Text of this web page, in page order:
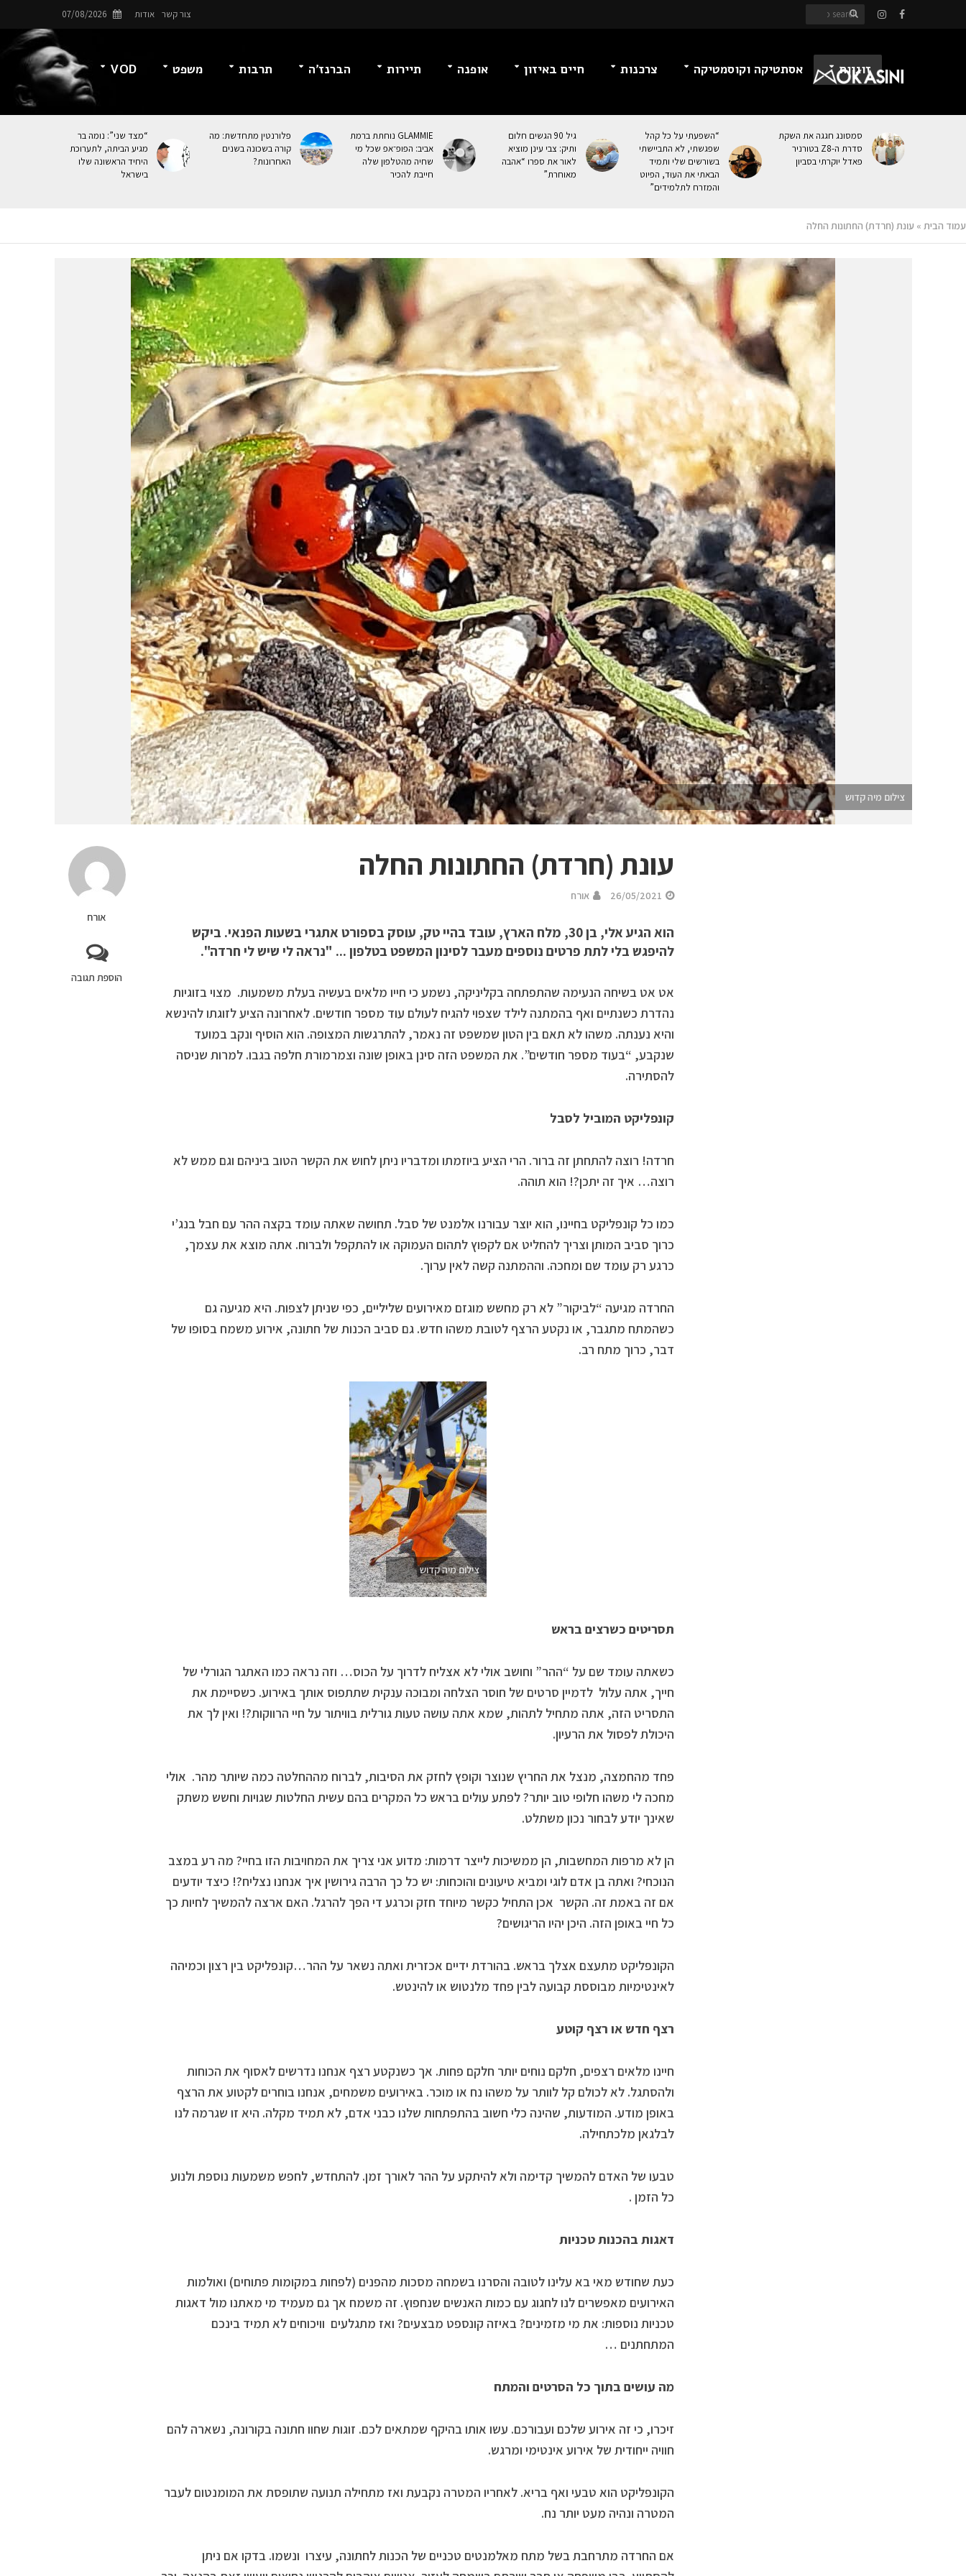
צור קשר אודות 07/08/2026
זוגיות אסתטיקה וקוסמטיקה צרכנות חיים באיזון אופנה תיירות הברנז’ה תרבות משפט VOD
סמסונג חגגה את השקת
סדרת ה-Z8 בטורניר
פאדל יוקרתי בסביון
“השפעתי על כל קהל
שפגשתי, לא התביישתי
בשורשים שלי ותמיד
הבאתי את העוּד, הפיוט
והמזרח לתלמידים”
גיל 90 הגשים חלום
ותיק: צבי עינן מוציא
לאור את ספרו “אהבה
מאוחרת”
GLAMMIE נוחתת ברמת
אביב: הפופ־אפ שכל מי
שחיה מהטלפון שלה
חייבת להכיר
פלורנטין מתחדשת: מה
קורה בשכונה בשנים
האחרונות?
“מצד שני”: נומה בר
מגיע הביתה, לתערוכת
היחיד הראשונה שלו
בישראל
עמוד הבית » עונת (חרדת) החתונות החלה
צילום מיה קדוש
אורח
הוספת תגובה
עונת (חרדת) החתונות החלה
26/05/2021 אורח
הוא הגיע אלי, בן 30, מלח הארץ, עובד בהיי טק, עוסק בספורט אתגרי בשעות הפנאי. ביקש
להיפגש בלי לתת פרטים נוספים מעבר לסינון המשפט בטלפון ... "נראה לי שיש לי חרדה".
אט אט בשיחה הנעימה שהתפתחה בקליניקה, נשמע כי חייו מלאים בעשיה בעלת משמעות. מצוי בזוגיות
נהדרת כשנתיים ואף בהמתנה לילד שצפוי להגיח לעולם עוד מספר חודשים. לאחרונה הציע לזוגתו להינשא
והיא נענתה. משהו לא תאם בין הטון שמשפט זה נאמר, להתרגשות המצופה. הוא הוסיף ונקב במועד
שנקבע, “בעוד מספר חודשים”. את המשפט הזה סינן באופן שונה וצמרמורת חלפה בגבו. למרות שניסה
להסתירה.
קונפליקט המוביל לסבל
חרדה! רוצה להתחתן זה ברור. הרי הציע ביוזמתו ומדבריו ניתן לחוש את הקשר הטוב ביניהם וגם ממש לא
רוצה… איך זה יתכן?! הוא תוהה.
כמו כל קונפליקט בחיינו, הוא יוצר עבורנו אלמנט של סבל. תחושה שאתה עומד בקצה ההר עם חבל בנג’י
כרוך סביב המותן וצריך להחליט אם לקפוץ לתהום העמוקה או להתקפל ולברוח. אתה מוצא את עצמך,
כרגע רק עומד שם ומחכה. וההמתנה קשה לאין ערוך.
החרדה מגיעה “לביקור” לא רק מחשש מוגזם מאירועים שליליים, כפי שניתן לצפות. היא מגיעה גם
כשהמתח מתגבר, או נקטע הרצף לטובת משהו חדש. גם סביב הכנות של חתונה, אירוע משמח בסופו של
דבר, כרוך מתח רב.
צילום מיה קדוש
תסריטים כשרצים בראש
כשאתה עומד שם על “ההר” וחושב אולי לא אצליח לדרוך על הכוס… וזה נראה כמו האתגר הגורלי של
חייך, אתה עלול לדמיין סרטים של חוסר הצלחה ומבוכה ענקית שתתפוס אותך באירוע. כשסיימת את
התסריט הזה, אתה מתחיל לתהות, שמא אתה עושה טעות גורלית בוויתור על חיי הרווקות?! ואין לך את
היכולת לפסול את הרעיון.
פחד מהחמצה, מנצל את החריץ שנוצר וקופץ לחזק את הסיבות, לברוח מההחלטה כמה שיותר מהר. אולי
מחכה לי משהו חלופי טוב יותר? לפתע עולים בראש כל המקרים בהם עשית החלטות שגויות וחשש משתק
שאינך יודע לבחור נכון משתלט.
הן לא מרפות המחשבות, הן ממשיכות לייצר דרמות: מדוע אני צריך את המחויבות הזו בחיי? מה רע במצב
הנוכחי? ואתה בן אדם לוגי ומביא טיעונים והוכחות: יש כל כך הרבה גירושין איך אנחנו נצליח?! כיצד יודעים
אם זה באמת זה. הקשר אכן התחיל כקשר מיוחד חזק וכרגע די הפך להרגל. האם ארצה להמשיך לחיות כך
כל חיי באופן הזה. היכן יהיו הריגושים?
הקונפליקט מתעצם אצלך בראש. בהורדת ידיים אכזרית ואתה נשאר על ההר…קונפליקט בין רצון וכמיהה
לאינטימיות מבוססת קבועה לבין פחד מלנטוש או להינטש.
רצף חדש או רצף קוטע
חיינו מלאים רצפים, חלקם נוחים יותר חלקם פחות. אך כשנקטע רצף אנחנו נדרשים לאסוף את הכוחות
ולהסתגל. לא לכולם קל לוותר על משהו נח או מוכר. באירועים משמחים, אנחנו בוחרים לקטוע את הרצף
באופן מודע. המודעות, שהינה כלי חשוב בהתפתחות שלנו כבני אדם, לא תמיד מקלה. היא זו שגרמה לנו
לבלגאן מלכתחילה.
טבעו של האדם להמשיך קדימה ולא להיתקע על ההר לאורך זמן. להתחדש, לחפש משמעות נוספת ולנוע
כל הזמן .
דאגות בהכנות טכניות
כעת שחודש מאי בא עלינו לטובה והסרנו בשמחה מסכות מהפנים (לפחות במקומות פתוחים) ואולמות
האירועים מאפשרים לנו לחגוג עם כמות האנשים שנחפוץ. זה משמח אך גם מעמיד מי מאתנו מול דאגות
טכניות נוספות: את מי מזמינים? באיזה קונספט מבצעים? ואז מתגלעים וויכוחים לא תמיד בינכם
המתחתנים …
מה עושים בתוך כל הסרטים והמתח
זיכרו, כי זה אירוע שלכם ועבורכם. עשו אותו בהיקף שמתאים לכם. זוגות שחוו חתונה בקורונה, נשארה להם
חוויה ייחודית של אירוע אינטימי ומרגש.
הקונפליקט הוא טבעי ואף בריא. לאחריו המטרה נקבעת ואז מתחילה תנועה שתופסת את המומנטום לעבר
המטרה ונהיה מעט יותר נח.
אם החרדה מתרחבת בשל מתח מאלמנטים טכניים של הכנות לחתונה, עיצרו ונשמו. בדקו אם ניתן